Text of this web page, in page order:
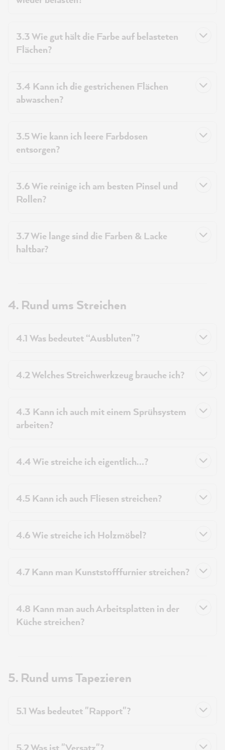
3.3 Wie gut hält die Farbe auf belasteten
Flächen?
3.4 Kann ich die gestrichenen Flächen
abwaschen?
3.5 Wie kann ich leere Farbdosen
entsorgen?
3.6 Wie reinige ich am besten Pinsel und
Rollen?
3.7 Wie lange sind die Farben & Lacke
haltbar?
4. Rund ums Streichen
4.1 Was bedeutet “Ausbluten”?
4.2 Welches Streichwerkzeug brauche ich?
4.3 Kann ich auch mit einem Sprühsystem
arbeiten?
4.4 Wie streiche ich eigentlich…?
4.5 Kann ich auch Fliesen streichen?
4.6 Wie streiche ich Holzmöbel?
4.7 Kann man Kunststofffurnier streichen?
4.8 Kann man auch Arbeitsplatten in der
Küche streichen?
5. Rund ums Tapezieren
5.1 Was bedeutet "Rapport"?